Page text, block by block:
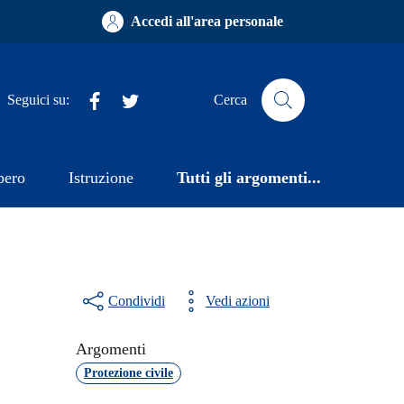
Accedi all'area personale
Seguici su: Facebook Cerca
Istruzione Tutti gli argomenti...
Condividi Vedi azioni
Argomenti
Protezione civile